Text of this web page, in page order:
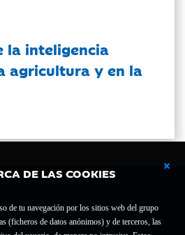
DE LAS COOKIES
de tu navegación por los sitios web del grupo
(ficheros de datos anónimos) y de terceros, las
la inteligencia
agricultura y en la